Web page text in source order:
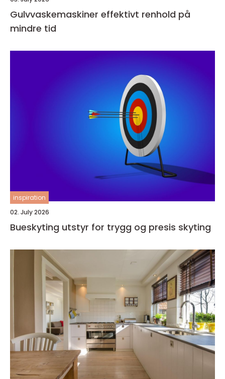
Gulvvaskemaskiner effektivt renhold på
mindre tid
inspiration
02. July 2026
Bueskyting utstyr for trygg og presis skyting